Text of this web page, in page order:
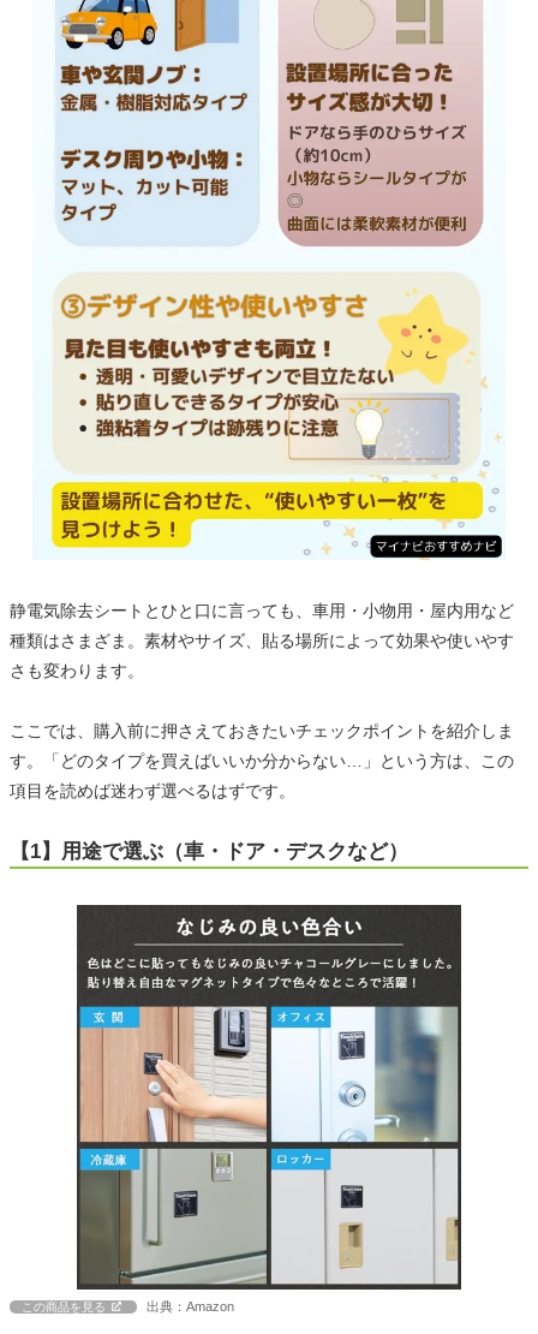
静電気除去シートとひと口に言っても、車用・小物用・屋内用など
種類はさまざま。素材やサイズ、貼る場所によって効果や使いやす
さも変わります。
ここでは、購入前に押さえておきたいチェックポイントを紹介しま
す。「どのタイプを買えばいいか分からない…」という方は、この
項目を読めば迷わず選べるはずです。
【1】用途で選ぶ（車・ドア・デスクなど）
この商品を見る 出典：Amazon